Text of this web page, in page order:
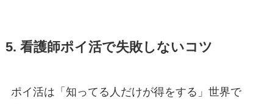
5. 看護師ポイ活で失敗しないコツ
ポイ活は「知ってる人だけが得をする」世界で